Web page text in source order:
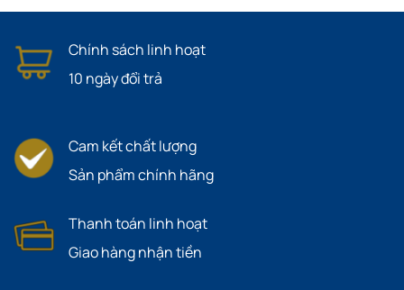
Chính sách linh hoạt
10 ngày đổi trả
Cam kết chất lượng
Sản phẩm chính hãng
Thanh toán linh hoạt
Giao hàng nhận tiền